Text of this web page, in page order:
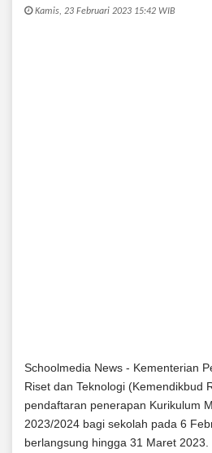
Kamis, 23 Februari 2023 15:42 WIB
Schoolmedia News - Kementerian
Riset dan Teknologi (Kemendikbud
pendaftaran penerapan Kurikulum
2023/2024 bagi sekolah pada 6
berlangsung hingga 31 Maret